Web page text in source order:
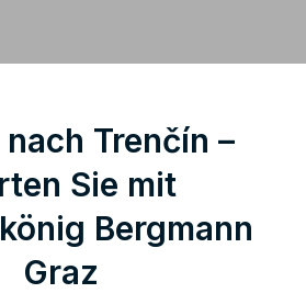
Trenčín –
Sie mit
Bergmann
Graz